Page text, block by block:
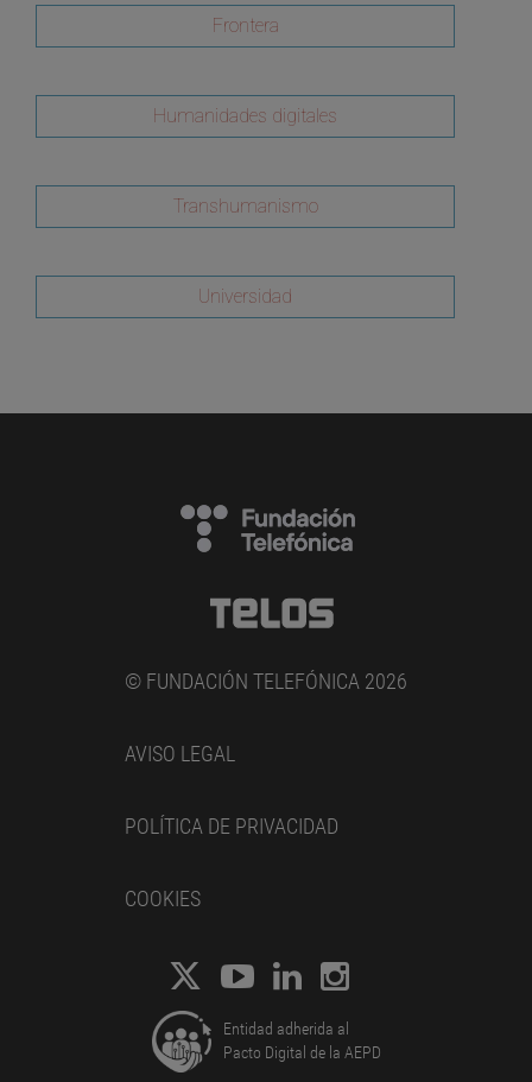
Frontera
Humanidades digitales
Transhumanismo
Universidad
© FUNDACIÓN TELEFÓNICA 2026
AVISO LEGAL
POLÍTICA DE PRIVACIDAD
COOKIES
Entidad adherida al
Pacto Digital de la AEPD